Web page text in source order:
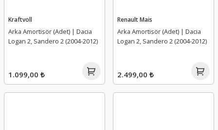
Kraftvoll
Arka Amortisör (Adet) | Dacia
Logan 2, Sandero 2 (2004-2012)
1.099,00 ₺
Renault Mais
Arka Amortisör (Adet) | Dacia
Logan 2, Sandero 2 (2004-2012)
2.499,00 ₺